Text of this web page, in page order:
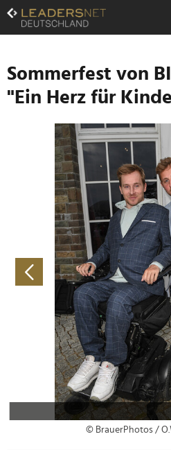
Zum
Inhalt
Zur
Navigation
Zur
Hauptnavigation
Sommerfest von
"Ein Herz für
© BrauerPhotos /